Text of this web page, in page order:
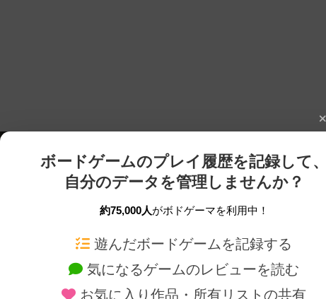
ボードゲームのプレイ履歴を記録して、
自分のデータを管理しませんか？
約75,000人がボドゲーマを利用中！
遊んだボードゲームを記録する
気になるゲームのレビューを読む
お気に入り作品・所有リストの共有
ボードゲームを検索する 新作・再入荷情報